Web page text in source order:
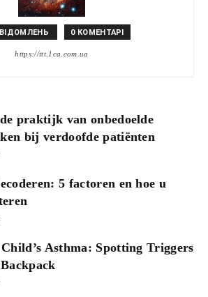
0 КОМЕНТАРІ
https://ttt.1ca.com.ua
praktijk van onbedoelde
bij verdoofde patiënten
5 factoren en hoe u
Asthma: Spotting Triggers